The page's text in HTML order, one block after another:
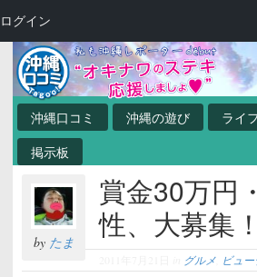
沖縄口コミ 沖縄の遊び ライ
掲示板
by たま
賞金30万円
性、大募集！
グルメ ビュ
ログイン